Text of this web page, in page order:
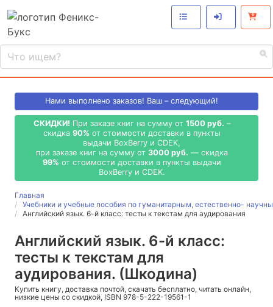
Нами выполнено заказов! Ваш – следующий!
СКИДКИ! При заказе книг на сумму от 1500 руб. –
скидка 90% от стоимости доставки в пункты
выдачи BoxBerry и CDEK,
при заказе книг на сумму от 3000 руб. — скидка
99% от стоимости доставки в пункты выдачи
BoxBerry и CDEK.
Главная
Учебники и учебные пособия по гуманитарным, естественно-
Английский язык. 6-й класс: тесты к текстам для аудирования
Английский язык. 6-й класс:
тесты к текстам для
аудирования. (Шкодина)
Купить книгу, доставка почтой, скачать бесплатно, читать онлайн,
низкие цены со скидкой, ISBN 978-5-222-19561-1